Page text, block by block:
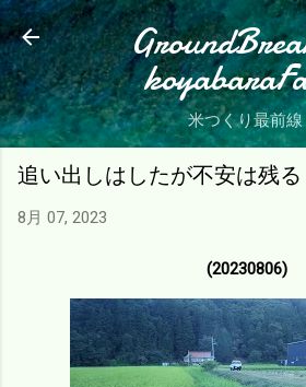
スキップしてメイン コン
米つくり最前線
追い出しはしたが不安は残る
8月 07, 2023
(20230806)